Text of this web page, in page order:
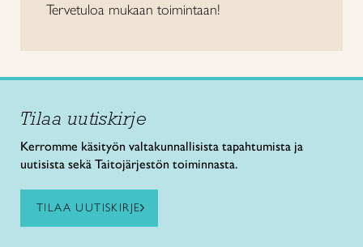
Tervetuloa mukaan toimintaan!
Tilaa uutiskirje
Kerromme käsityön valtakunnallisista tapahtumista ja
uutisista sekä Taitojärjestön toiminnasta.
TILAA UUTISKIRJE